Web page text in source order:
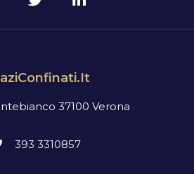
37100 Verona
393 3310857